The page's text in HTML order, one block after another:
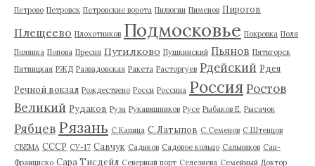
Петрово Петровск Петровские ворота Пилюгин Пименов Пирогов
Плещеево Плохотников Подмосковье Покровка Поля
Полянка Попова Пресня Путилково Пушкинский Пьянов Пятигорск
Пятницкая РЖД Развадовская Ракета Расторгуев Рдейский Рдея
Речной вокзал Рождествено Росси Россина Россия Ростов
Великий Рудаков Руза Рукавишников Русе Рыбаков Е. Рысачок
Рябцев Рязань С.Капица С.Латыпов С.Семенов С.Штенцов
СВЕМА СССР СУ-17 Савчук Садиков Садовое кольцо Сальников Сан-
Франциско Сара Тисдейл Северный порт Селезнева Семейный Доктор